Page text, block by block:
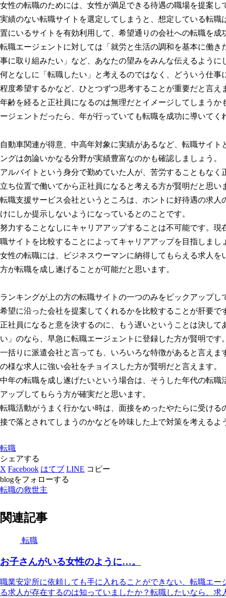
女性の転職のためには、女性が満足できる待遇の職場を提案し
実績のない転職サイトを選定してしまうと、想定している転
置にいるサイトを有効利用して、希望通りの会社への転職を成
転職エージェントに対しては「就労と生活の調和を基本に働
事に取り組みたい」など、あなたの望みをみんな伝えるように
何となしに「転職したい」と考えるのではなく、どういう仕
程度希望するかなど、ひとつずつ思考することが重要だと言え
年齢を経ると正社員になるのは無理だとイメージしてしまう
ージェントだったら、年が行っていても転職を成功に導いてく
自動車関連が得意、中高年対象に実績があるなど、転職サイ
ングは勿論いかなる分野が実績豊富なのかも確認しましょう。
アルバイトという身分で勤めていた人が、苦労することもな
立ち位置で働いてから正社員になると考える方が賢明だと思い
転職支援サービス会社というところは、ホントに好待遇の求
けにしか提示しないようになっているとのことです。
努力することなしにキャリアアップすることは不可能です。
職サイトを比較することによってキャリアアップを目指しまし
女性の転職には、ビジネスウーマンに納得してもらえる求人
方が転職を成し遂げることが可能だと思います。
ランキングが上の方の転職サイトの一つのみをピックアップ
希望に沿った会社を提案してくれるかを比較することが肝要で
正社員になると意を決するのに、もう遅いということは決し
い」のなら、早急に転職エージェントに登録した方が賢明です。
一括りに派遣会社と言っても、いろいろな特徴があると言え
の様な求人に強い会社をチョイスした方が賢明だと言えます。
中年の転職を成し遂げたいという場合は、そうした年代の転
アップしてもらう方が確実だと思います。
転職活動がうまく行かない時は、面接をめったやたらに受け
接で落とされてしまうのかなどを吟味した上で対策を考えるよ
転職
シェアする
X Facebook はてブ LINE コピー
blogをフォローする
転職の救世主
関連記事
転職
お子さんがいる女性のように…。
職業安定所に依頼しても手に入れることができない、転職エ
る求人が存在するのは知っていましたか？転職したいなら、